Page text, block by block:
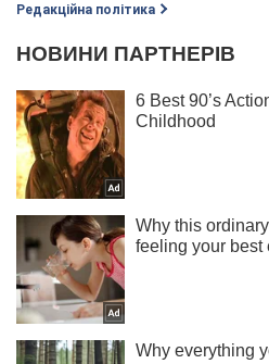
Редакційна політика